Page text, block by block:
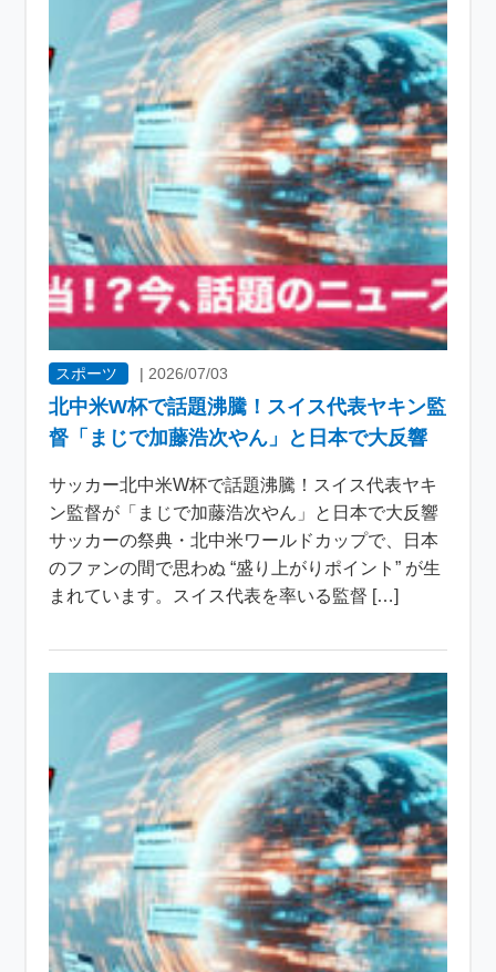
スポーツ | 2026/07/03
北中米W杯で話題沸騰！スイス代表ヤキン監
督「まじで加藤浩次やん」と日本で大反響
サッカー北中米W杯で話題沸騰！スイス代表ヤキ
ン監督が「まじで加藤浩次やん」と日本で大反響
サッカーの祭典・北中米ワールドカップで、日本
のファンの間で思わぬ “盛り上がりポイント” が生
まれています。スイス代表を率いる監督 […]